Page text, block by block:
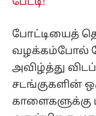
போட்டியைத்
வழக்கம்போல்
அவிழ்த்து
சடங்குகளின்
காளைகளுக்கு